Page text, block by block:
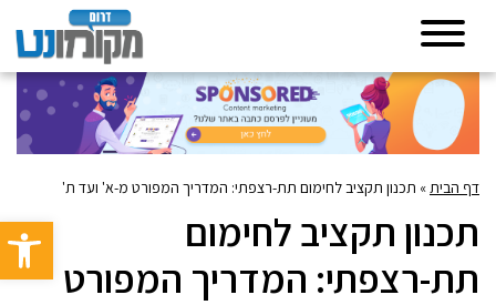
פתח
דף הבית» תכנון תקציב לחימום תת-רצפתי: המדריך המפורט מ-א' ועד ת'
תכנון תקציב לחימום
תת-רצפתי: המדריך המפורט